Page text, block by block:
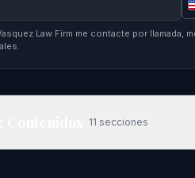
Law Firm me contacte por
11 secciones